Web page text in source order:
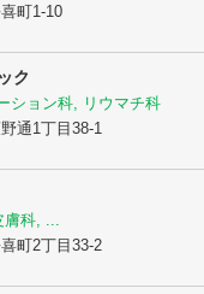
町1-10
ク
ション科, リウマチ科
通1丁目38-1
科, ...
町2丁目33-2